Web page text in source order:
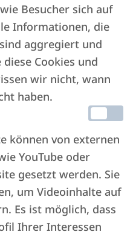
Attraktionen
ausgewählt,
entdecken und
Besucher sich auf
Informationen, die
aggregiert und
Cookies und
wir nicht, wann
haben.
können von externen
YouTube oder
gesetzt werden. Sie
um Videoinhalte auf
Es ist möglich, dass
Ihrer Interessen